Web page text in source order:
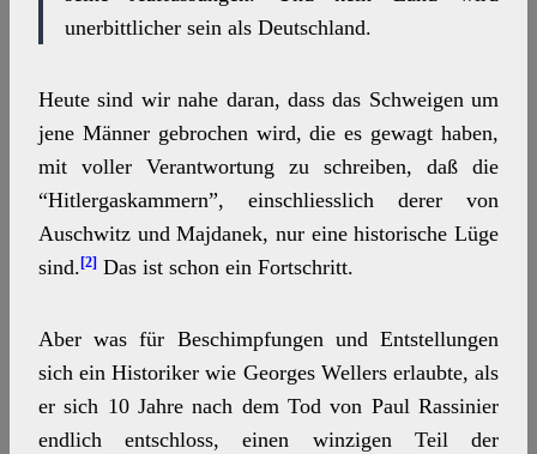
unerbittlicher sein als Deutschland.
Heute sind wir nahe daran, dass das Schweigen um
jene Männer gebrochen wird, die es gewagt haben,
mit voller Verantwortung zu schreiben, daß die
“Hitlergaskammern”, einschliesslich derer von
Auschwitz und Majdanek, nur eine historische Lüge
sind. [2] Das ist schon ein Fortschritt.
Aber was für Beschimpfungen und Entstellungen
sich ein Historiker wie Georges Wellers erlaubte, als
er sich 10 Jahre nach dem Tod von Paul Rassinier
endlich entschloss, einen winzigen Teil der